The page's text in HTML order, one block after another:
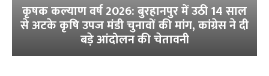
कृषक कल्याण वर्ष 2026: बुरहानपुर में उठी 14 साल
से अटके कृषि उपज मंडी चुनावों की मांग, कांग्रेस ने दी
बड़े आंदोलन की चेतावनी